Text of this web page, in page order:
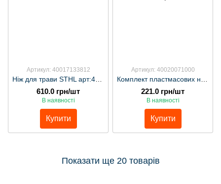
Артикул: 40017133812
610.0 грн/шт
В наявності
Купити
Артикул: 40020071000
221.0 грн/шт
В наявності
Купити
Показати ще 20 товарів